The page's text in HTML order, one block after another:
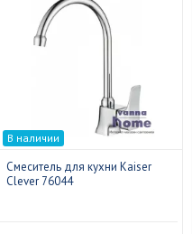
В наличии
Смеситель для кухни Kaiser
Clever 76044